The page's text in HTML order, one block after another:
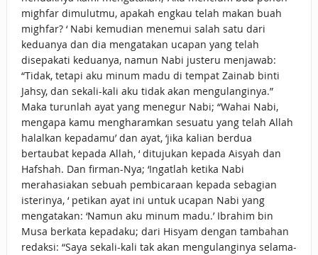
mighfar dimulutmu, apakah engkau telah makan buah
mighfar? ‘ Nabi kemudian menemui salah satu dari
keduanya dan dia mengatakan ucapan yang telah
disepakati keduanya, namun Nabi justeru menjawab:
“Tidak, tetapi aku minum madu di tempat Zainab binti
Jahsy, dan sekali-kali aku tidak akan mengulanginya.”
Maka turunlah ayat yang menegur Nabi; “Wahai Nabi,
mengapa kamu mengharamkan sesuatu yang telah Allah
halalkan kepadamu’ dan ayat, ‘jika kalian berdua
bertaubat kepada Allah, ‘ ditujukan kepada Aisyah dan
Hafshah. Dan firman-Nya; ‘Ingatlah ketika Nabi
merahasiakan sebuah pembicaraan kepada sebagian
isterinya, ‘ petikan ayat ini untuk ucapan Nabi yang
mengatakan: ‘Namun aku minum madu.’ Ibrahim bin
Musa berkata kepadaku; dari Hisyam dengan tambahan
redaksi: “Saya sekali-kali tak akan mengulanginya selama-